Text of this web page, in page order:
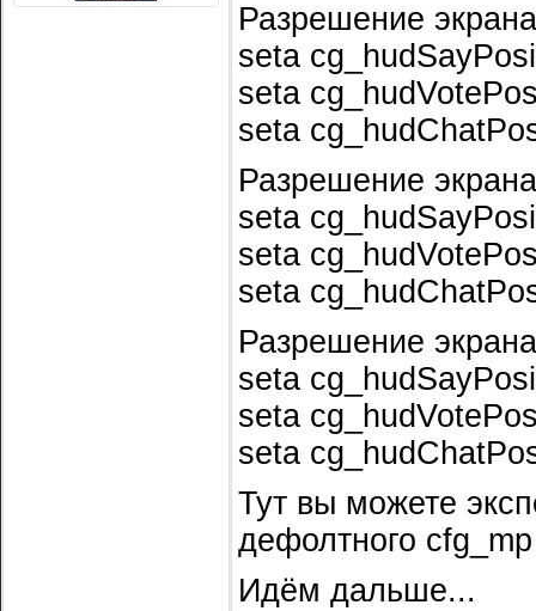
Разрешение
seta
seta
seta
Разрешение
seta
seta
seta
Разрешение
seta
seta
seta
Тут вы можете
дефолтного
Идём дальше...